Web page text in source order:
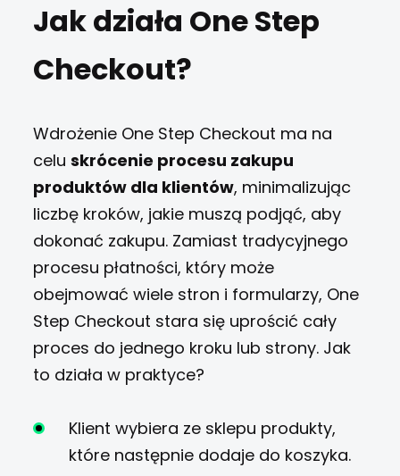
Jak działa One Step
Checkout?
Wdrożenie One Step Checkout ma na
celuskrócenie procesu zakupu
produktów dla klientów, minimalizując
liczbę kroków, jakie muszą podjąć, aby
dokonać zakupu. Zamiast tradycyjnego
procesu płatności, który może
obejmować wiele stron i formularzy, One
Step Checkout stara się uprościć cały
proces do jednego kroku lub strony. Jak
to działa w praktyce?
Klient wybiera ze sklepu produkty,
które następnie dodaje do koszyka.